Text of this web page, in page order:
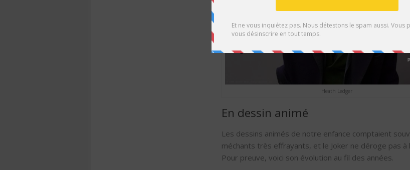
Heath Ledger
En dessin animé
Les dessins animés de notre enfance comptaient
méchants très effrayants, et le Joker ne déroge pas à
Pour preuve, voici son évolution au fil des années.